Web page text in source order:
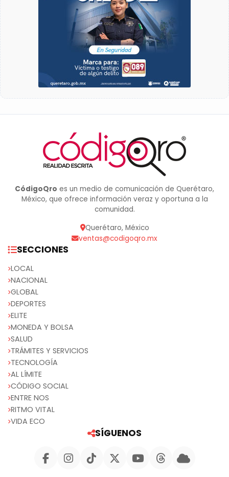
CódigoQro es un medio de comunicación de Querétaro,
México, que ofrece información veraz y oportuna a la
comunidad.
Querétaro, México
ventas@codigoqro.mx
SECCIONES
LOCAL
NACIONAL
GLOBAL
DEPORTES
ELITE
MONEDA Y BOLSA
SALUD
TRÁMITES Y SERVICIOS
TECNOLOGÍA
AL LÍMITE
CÓDIGO SOCIAL
ENTRE NOS
RITMO VITAL
VIDA ECO
SÍGUENOS